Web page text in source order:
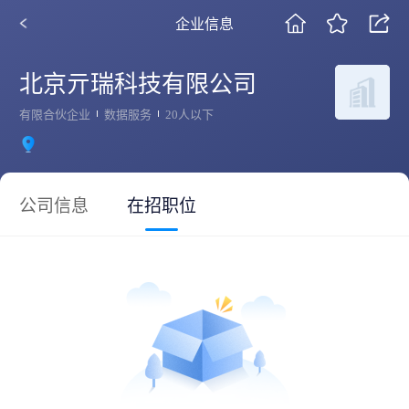
企业信息
北京亓瑞科技有限公司
有限合伙企业 数据服务 20人以下
公司信息 在招职位